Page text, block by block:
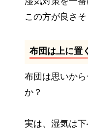
この方が良さそ
布団は上に置
布団は思いか
か？
実は、湿気は